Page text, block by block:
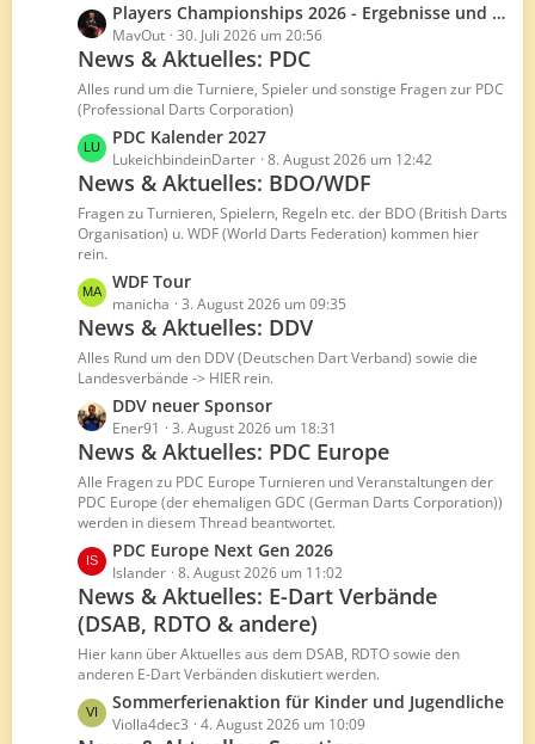
L
e
t
z
t
e
B
e
i
t
r
ä
g
e
Players Championships 2026 - Ergebnisse und Averages
MavOut 30. Juli 2026 um 20:56
News & Aktuelles: PDC
Alles rund um die Turniere, Spieler und sonstige Fragen zur PDC
(Professional Darts Corporation)
L
e
t
z
t
e
B
e
i
t
r
ä
g
e
PDC Kalender 2027
LukeichbindeinDarter 8. August 2026 um 12:42
News & Aktuelles: BDO/WDF
Fragen zu Turnieren, Spielern, Regeln etc. der BDO (British Darts
Organisation) u. WDF (World Darts Federation) kommen hier
rein.
L
e
t
z
t
e
B
e
i
t
r
ä
g
e
WDF Tour
manicha 3. August 2026 um 09:35
News & Aktuelles: DDV
Alles Rund um den DDV (Deutschen Dart Verband) sowie die
Landesverbände -> HIER rein.
L
e
t
z
t
e
B
e
i
t
r
ä
e
DDV neuer Sponsor
Ener91 3. August 2026 um 18:31
News & Aktuelles: PDC Europe
Alle Fragen zu PDC Europe Turnieren und Veranstaltungen der
PDC Europe (der ehemaligen GDC (German Darts Corporation))
werden in diesem Thread beantwortet.
L
e
t
z
t
e
B
e
PDC Europe Next Gen 2026
Islander 8. August 2026 um 11:02
News & Aktuelles: E-Dart Verbände
(DSAB, RDTO & andere)
Hier kann über Aktuelles aus dem DSAB, RDTO sowie den
anderen E-Dart Verbänden diskutiert werden.
L
e
Sommerferienaktion für Kinder und Jugendliche
Violla4dec3 4. August 2026 um 10:09